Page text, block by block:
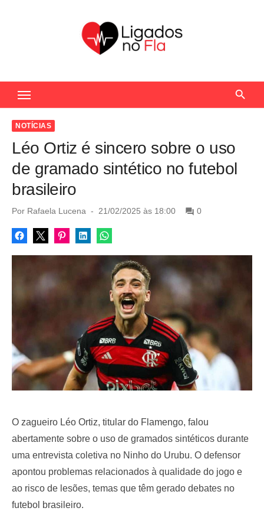
c
NOTÍCIAS
Léo Ortiz é sincero sobre o uso
de gramado sintético no futebol
brasileiro
Por Rafaela Lucena
P
s
t
21/02/2025 às 18:00 0
O zagueiro Léo Ortiz, titular do Flamengo, falou
abertamente sobre o uso de gramados sintéticos durante
uma entrevista coletiva no Ninho do Urubu. O defensor
apontou problemas relacionados à qualidade do jogo e
ao risco de lesões, temas que têm gerado debates no
futebol brasileiro.